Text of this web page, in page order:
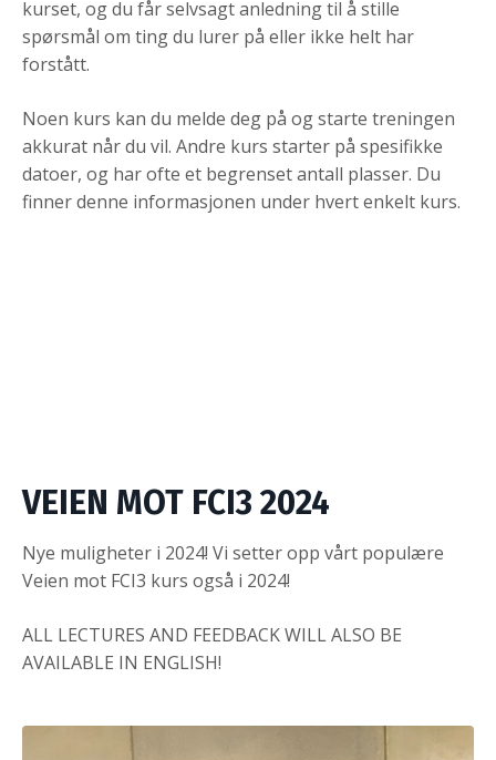
kurset, og du får selvsagt anledning til å stille
spørsmål om ting du lurer på eller ikke helt har
forstått.
Noen kurs kan du melde deg på og starte treningen
akkurat når du vil. Andre kurs starter på spesifikke
datoer, og har ofte et begrenset antall plasser. Du
finner denne informasjonen under hvert enkelt kurs.
VEIEN MOT FCI3 2024
Nye muligheter i 2024! Vi setter opp vårt populære
Veien mot FCI3 kurs også i 2024!
ALL LECTURES AND FEEDBACK WILL ALSO BE
AVAILABLE IN ENGLISH!